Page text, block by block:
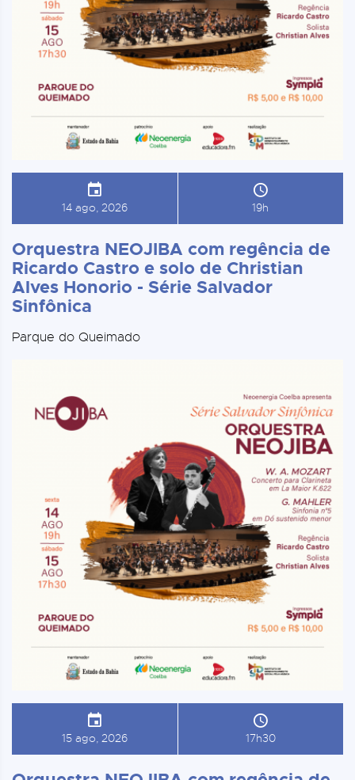
14 ago, 2026 19h
Orquestra NEOJIBA com regência de
Ricardo Castro e solo de Christian
Alves Honorio - Série Salvador
Sinfônica
Parque do Queimado
15 ago, 2026 17h30